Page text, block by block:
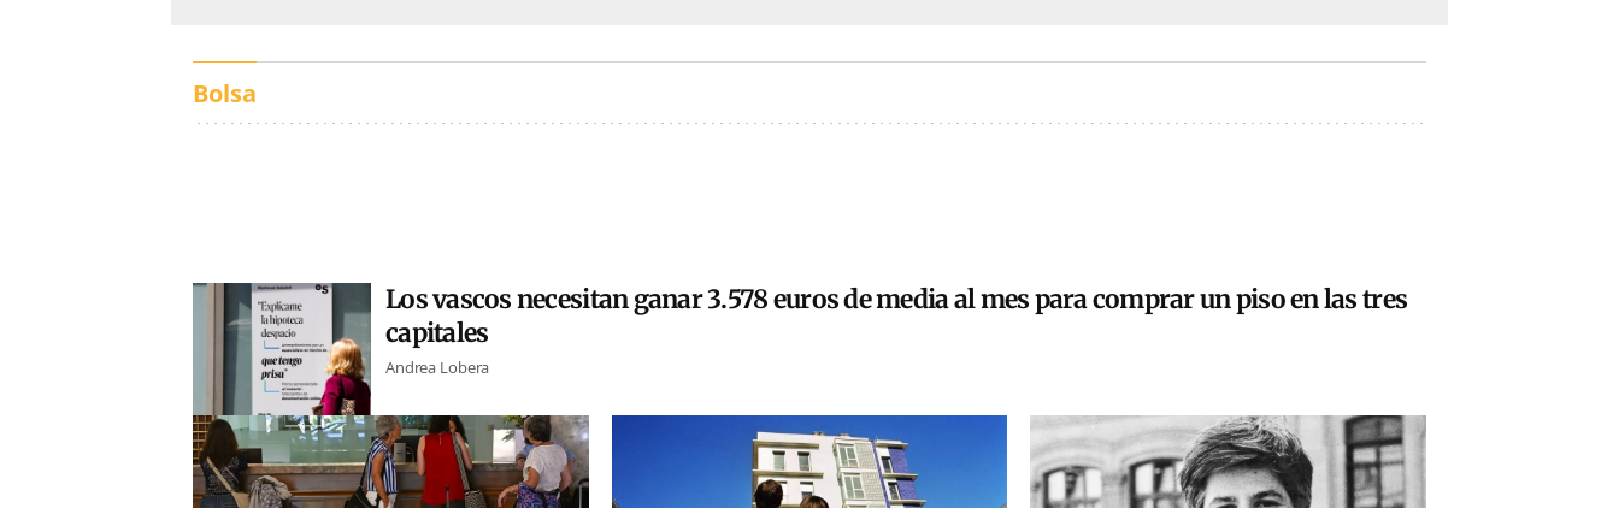
Bolsa
Los vascos necesitan ganar 3.578 euros de media al mes para comprar un piso en las tres
capitales
Andrea Lobera